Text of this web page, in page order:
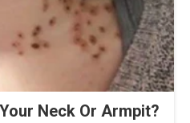
Neck Or Armpit?